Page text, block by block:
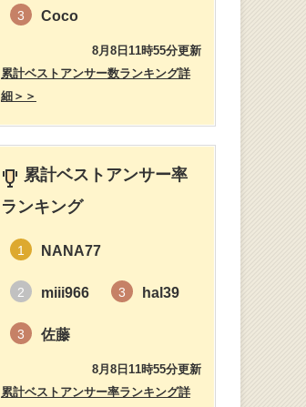
3 Coco
8月8日11時55分更新
累計ベストアンサー数ランキング詳
細＞＞
累計ベストアンサー率
ランキング
1 NANA77
2 miii966 3 hal39
3 佐藤
8月8日11時55分更新
累計ベストアンサー率ランキング詳